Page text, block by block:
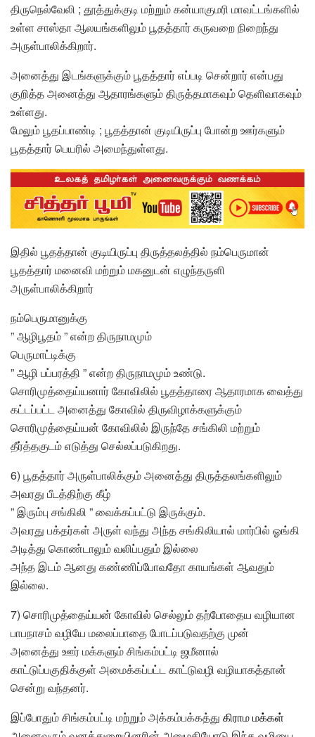
திருநெல்வேலி ; தூத்துக்குடி மற்றும் கன்யாகுமரி மாவட்டங்களில்
உள்ள சாஸ்தா ஆலயங்களிலும் பூதத்தார் கருவறை நிறைந்து
அருள்பாலிக்கிறார்.
அனைத்து இடங்களுக்கும் பூதத்தார் எப்படி சென்றார் என்பது
குறித்த அனைத்து ஆதாரங்களும் திருத்தமாகவும் தெளிவாகவும்
உள்ளது.
மேலும் பூதப்பாண்டி ; பூதத்தான் குடியிருப்பு போன்ற ஊர்களும்
பூதத்தார் பெயரில் அமைந்துள்ளது.
இதில் பூதத்தான் குடியிருப்பு திருத்தலத்தில் நம்பெருமான்
பூதத்தார் மனைவி மற்றும் மகனுடன் எழுந்தருளி
அருள்பாலிக்கிறார்
நம்பெருமானுக்கு
” ஆழிபூதம் ” என்ற திருநாமமும்
பெருமாட்டிக்கு
” ஆழி பப்பரத்தி ” என்ற திருநாமமும் உண்டு.
சொரிமுத்தைய்யனார் கோவிலில் பூதத்தாரை ஆதாரமாக வைத்து
கட்டப்பட்ட அனைத்து கோவில் திருவிழாக்களுக்கும்
சொரிமுத்தைய்யன் கோவிலில் இருந்தே சங்கிலி மற்றும்
தீர்த்தகுடம் எடுத்து செல்லப்படுகிறது.
6) பூதத்தார் அருள்பாலிக்கும் அனைத்து திருத்தலங்களிலும்
அவரது பீடத்திற்கு கீழ்
” இரும்பு சங்கிலி ” வைக்கப்பட்டு இருக்கும்.
அவரது பக்தர்கள் அருள் வந்து அந்த சங்கிலியால் மார்பில் ஓங்கி
அடித்து கொண்டாலும் வலிப்பதும் இல்லை
அந்த இடம் ஆனது கண்ணிப்போவதோ காயங்கள் ஆவதும்
இல்லை.
7) சொரிமுத்தைய்யன் கோவில் செல்லும் தற்போதைய வழியான
பாபநாசம் வழியே மலைப்பாதை போடப்படுவதற்கு முன்
அனைத்து ஊர் மக்களும் சிங்கம்பட்டி ஜமீனால்
காட்டுப்பகுதிக்குள் அமைக்கப்பட்ட காட்டுவழி வழியாகத்தான்
சென்று வந்தனர்.
இப்போதும் சிங்கம்பட்டி மற்றும் அக்கம்பக்கத்து கிராம மக்கள்